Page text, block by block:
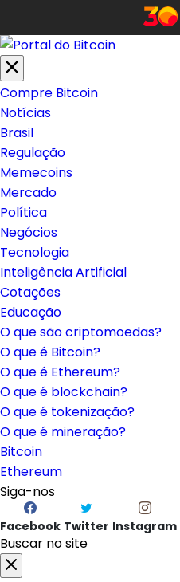
Compre Bitcoin
Notícias
Brasil
Regulação
Memecoins
Mercado
Política
Negócios
Tecnologia
Inteligência Artificial
Cotações
Educação
O que são criptomoedas?
O que é Bitcoin?
O que é Ethereum?
O que é blockchain?
O que é tokenização?
O que é mineração?
Bitcoin
Ethereum
Siga-nos
Facebook Twitter Instagram
Buscar no site